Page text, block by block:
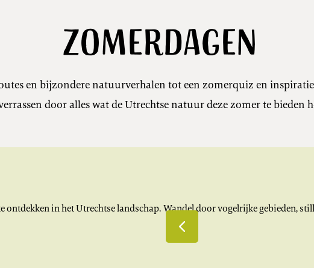
Zomerdagen
en bijzondere natuurverhalen tot een zomerquiz en
door alles wat de Utrechtse natuur deze zomer te bieden
ontdekken in het Utrechtse landschap. Wandel door vogelrijke gebieden,
VORIGE SLIDE